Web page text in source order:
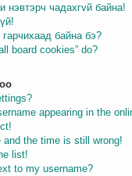
нэвтэрч чадахгvй байна!
байна бэ?
board cookies” do?
appearing in the
and the time is still wrong!
list!
to my username?